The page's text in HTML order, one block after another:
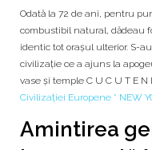
Odată la 72 de ani, pentru
combustibil natural, dădeau
identic tot orașul ulterior. S-
civilizație ce a ajuns la
vase și temple C U C U T E N
Civilizației Europene * NEW
Amintirea